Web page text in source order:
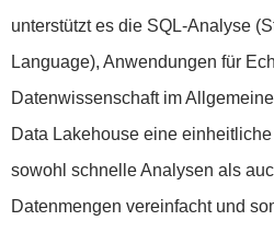
unterstützt es die SQL-Analyse
Language), Anwendungen für
Datenwissenschaft im
Data Lakehouse eine
sowohl schnelle Analysen als
Datenmengen vereinfacht und